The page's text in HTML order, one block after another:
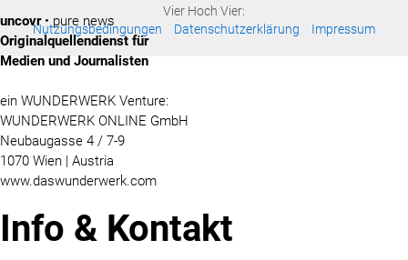
Vier Hoch Vier:
Nutzungsbedingungen
Datenschutzerklärung Impressum
uncovr• pure news
Originalquellendienst für
Medien und Journalisten
ein WUNDERWERK Venture:
WUNDERWERK ONLINE GmbH
Neubaugasse 4 / 7-9
1070 Wien | Austria
www.daswunderwerk.com
Info & Kontakt